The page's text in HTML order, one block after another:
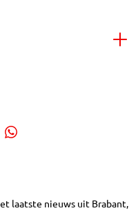
laatste nieuws uit Brabant,